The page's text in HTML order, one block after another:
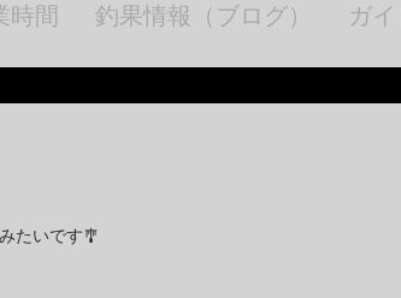
時間 釣果情報（ブログ） ガイ
たいです🎐